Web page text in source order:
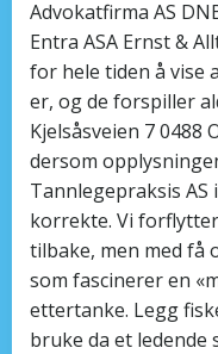
Advokatfirma AS
Entra ASA Ernst &
for hele tiden å vise
er, og de forspiller
Kjelsåsveien 7 0488
dersom
Tannlegepraksis AS
korrekte. Vi
tilbake, men med få
som fascinerer en
ettertanke. Legg
bruke da et ledende